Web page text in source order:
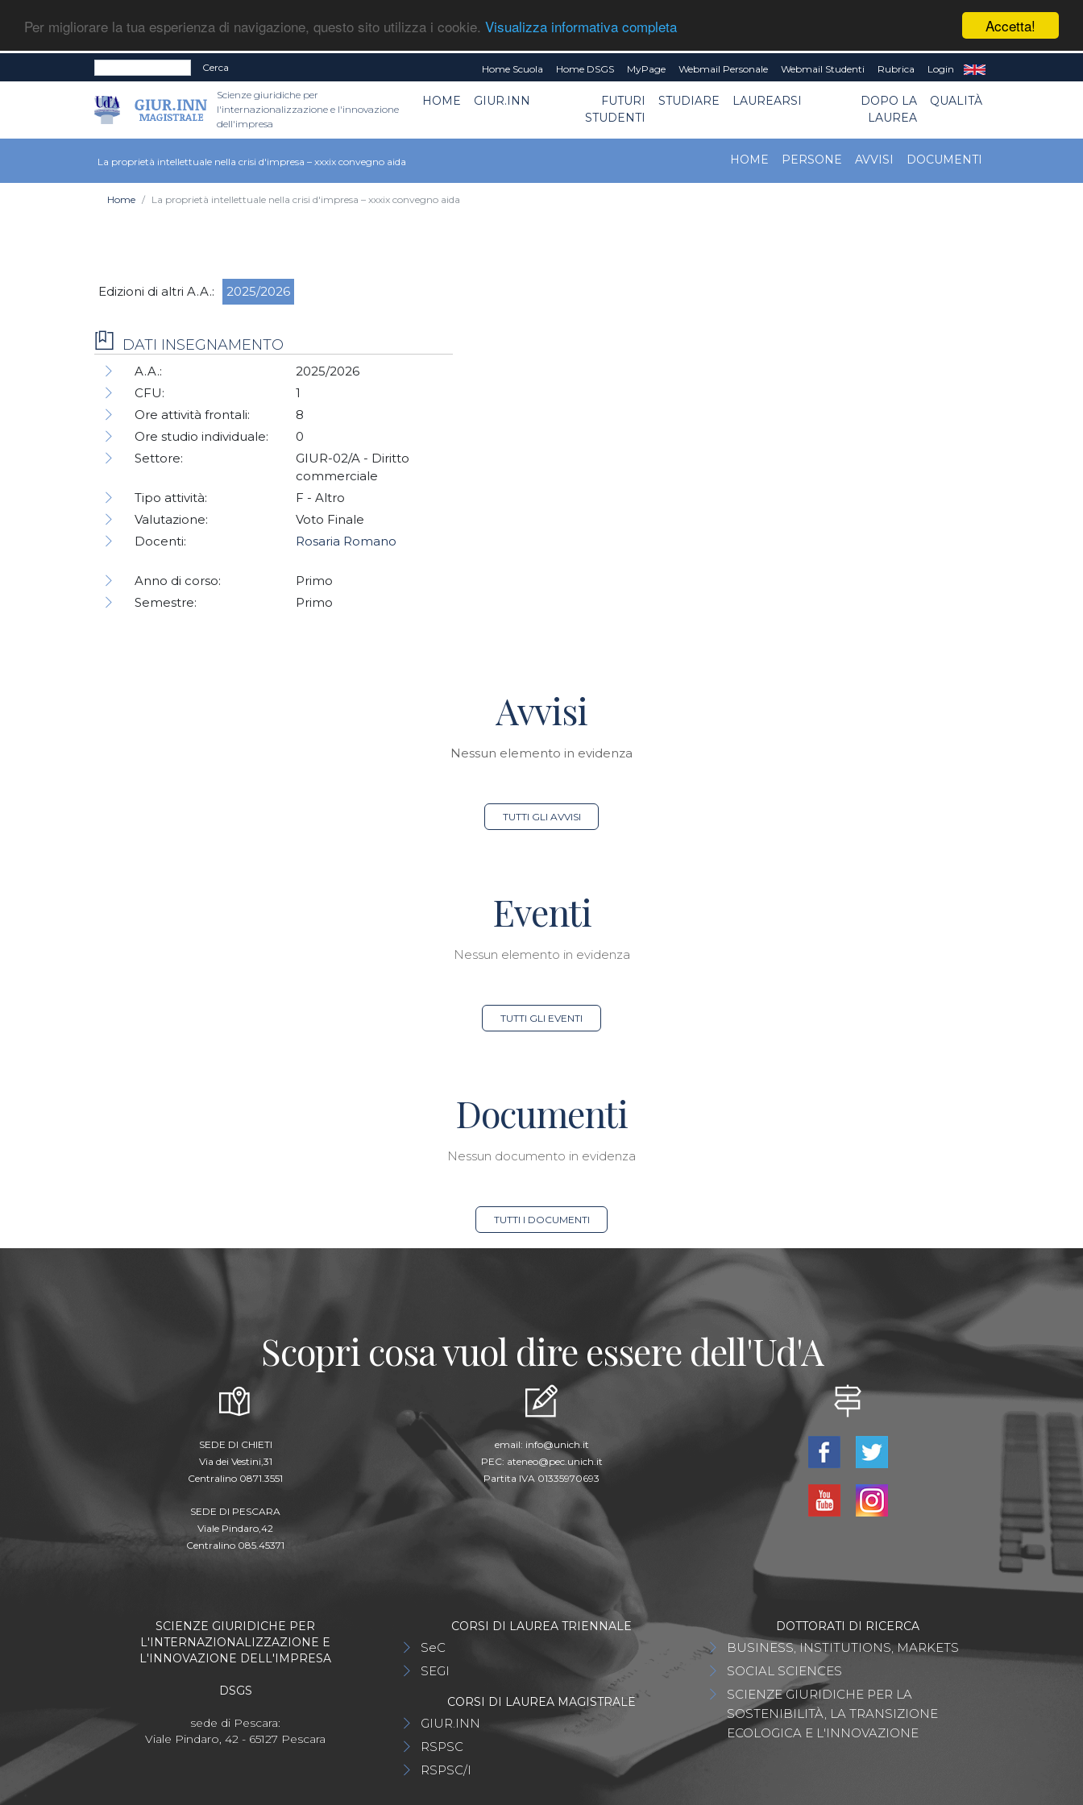
Accetta!
Per migliorare la tua esperienza di navigazione, questo sito utilizza i cookie. Visualizza informativa completa
Cerca Home Scuola Home DSGS MyPage Webmail Personale Webmail Studenti Rubrica Login
Scienze giuridiche per
l'internazionalizzazione e l'innovazione
dell'impresa
HOME GIUR.INN
FUTURI
STUDENTI
STUDIARE LAUREARSI
DOPO LA
LAUREA
QUALITÀ
La proprietà intellettuale nella crisi d'impresa – xxxix convegno aida HOME PERSONE AVVISI DOCUMENTI
Home La proprietà intellettuale nella crisi d'impresa – xxxix convegno aida
Edizioni di altri A.A.: 2025/2026
DATI INSEGNAMENTO
A.A.:
2025/2026
CFU:
1
Ore attività frontali:
8
Ore studio individuale:
0
Settore:
GIUR-02/A - Diritto
commerciale
Tipo attività:
F - Altro
Valutazione:
Voto Finale
Docenti:
Rosaria Romano
Anno di corso:
Primo
Semestre:
Primo
Avvisi
Nessun elemento in evidenza
TUTTI GLI AVVISI
Eventi
Nessun elemento in evidenza
TUTTI GLI EVENTI
Documenti
Nessun documento in evidenza
TUTTI I DOCUMENTI
Scopri cosa vuol dire essere dell'Ud'A
SEDE DI CHIETI
Via dei Vestini,31
Centralino 0871.3551
SEDE DI PESCARA
Viale Pindaro,42
Centralino 085.45371
email: info@unich.it
PEC: ateneo@pec.unich.it
Partita IVA 01335970693
SCIENZE GIURIDICHE PER
L'INTERNAZIONALIZZAZIONE E
L'INNOVAZIONE DELL'IMPRESA
DSGS
sede di Pescara:
Viale Pindaro, 42 - 65127 Pescara
CORSI DI LAUREA TRIENNALE
SeC
SEGI
CORSI DI LAUREA MAGISTRALE
GIUR.INN
RSPSC
RSPSC/I
DOTTORATI DI RICERCA
BUSINESS, INSTITUTIONS, MARKETS
SOCIAL SCIENCES
SCIENZE GIURIDICHE PER LA
SOSTENIBILITÀ, LA TRANSIZIONE
ECOLOGICA E L'INNOVAZIONE